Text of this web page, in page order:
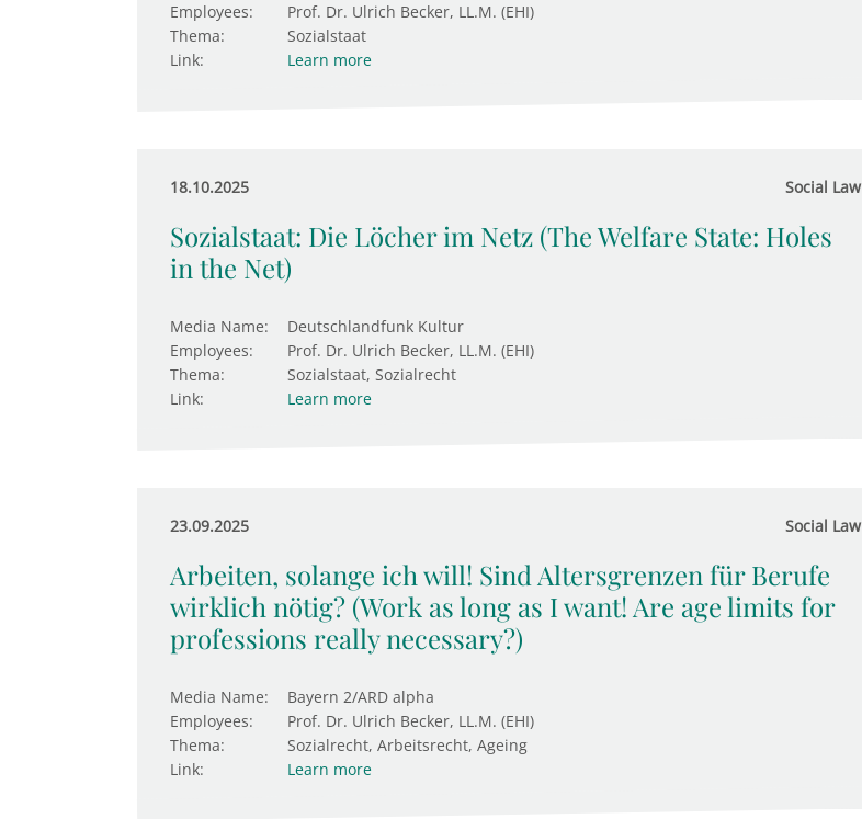
Employees:
Prof. Dr. Ulrich Becker, LL.M. (EHI)
Thema:
Sozialstaat
Link:
Learn more
18.10.2025 Social Law
Sozialstaat: Die Löcher im Netz (The Welfare State: Holes
in the Net)
Media Name:
Deutschlandfunk Kultur
Employees:
Prof. Dr. Ulrich Becker, LL.M. (EHI)
Thema:
Sozialstaat, Sozialrecht
Link:
Learn more
23.09.2025 Social Law
Arbeiten, solange ich will! Sind Altersgrenzen für Berufe
wirklich nötig? (Work as long as I want! Are age limits for
professions really necessary?)
Media Name:
Bayern 2/ARD alpha
Employees:
Prof. Dr. Ulrich Becker, LL.M. (EHI)
Thema:
Sozialrecht, Arbeitsrecht, Ageing
Link:
Learn more